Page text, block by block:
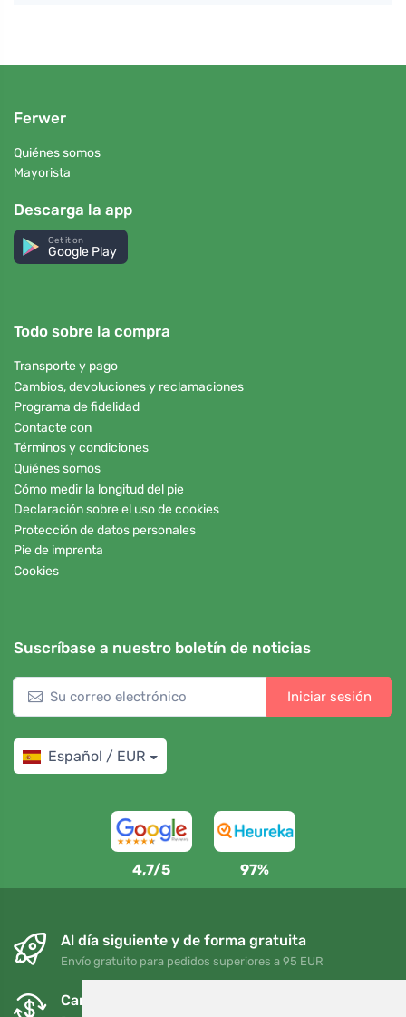
Ferwer
Quiénes somos
Mayorista
Descarga la app
Get it on
Google Play
Todo sobre la compra
Transporte y pago
Cambios, devoluciones y reclamaciones
Programa de fidelidad
Contacte con
Términos y condiciones
Quiénes somos
Cómo medir la longitud del pie
Declaración sobre el uso de cookies
Protección de datos personales
Pie de imprenta
Cookies
Suscríbase a nuestro boletín de noticias
Iniciar sesión
Español / EUR
4,7/5 97%
Al día siguiente y de forma gratuita
Envío gratuito para pedidos superiores a 95 EUR
Cambios y devoluciones gratuitos